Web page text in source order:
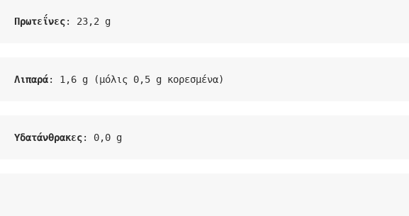
Πρωτεΐνες: 23,2 g
Λιπαρά: 1,6 g (μόλις 0,5 g κορεσμένα)
Υδατάνθρακες: 0,0 g